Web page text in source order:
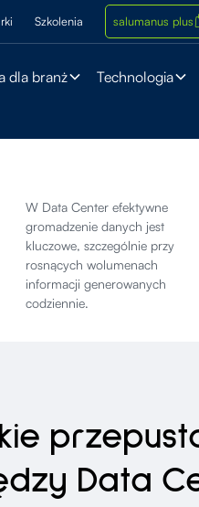
Szkolenia salumanus plus
dla branż Technologia
W Data Center efektywne
gromadzenie danych jest
kluczowe, szczególnie przy
rosnących wolumenach
informacji generowanych
codziennie.
Data